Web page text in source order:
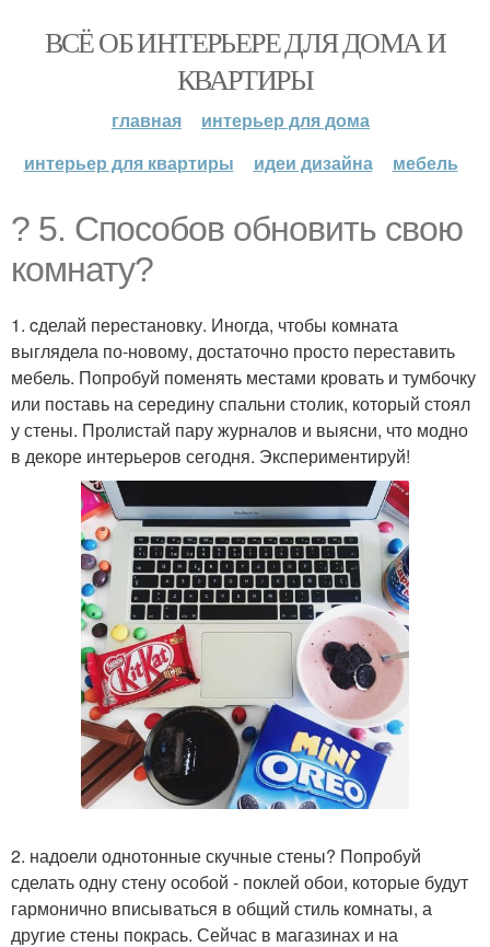
ВСЁ ОБ ИНТЕРЬЕРЕ ДЛЯ ДОМА И
КВАРТИРЫ
главная
интерьер для дома
интерьер для квартиры
идеи дизайна мебель
? 5. Способов обновить свою
комнату?
1. cделай перестановку. Иногда, чтобы комната
выглядела по-новому, достаточно просто переставить
мебель. Попробуй поменять местами кровать и тумбочку
или поставь на середину спальни столик, который стоял
у стены. Пролистай пару журналов и выясни, что модно
в декоре интерьеров сегодня. Экспериментируй!
2. надоели однотонные скучные стены? Попробуй
сделать одну стену особой - поклей обои, которые будут
гармонично вписываться в общий стиль комнаты, а
другие стены покрась. Сейчас в магазинах и на